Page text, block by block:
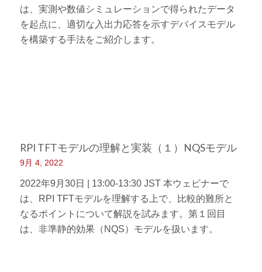
は、実測や数値シミュレーションで得られたデータ
を起点に、適切な入出力応答を示すデバイスモデル
を構築する手法をご紹介します。
RPI TFTモデルの理解と実装（１）NQSモデル
9月 4, 2022
2022年9月30日 | 13:00-13:30 JST 本ウェビナーで
は、RPI TFTモデルを理解する上で、比較的難所と
なるポイントについて解説を試みます。第１回目
は、非準静的効果（NQS）モデルを扱います。